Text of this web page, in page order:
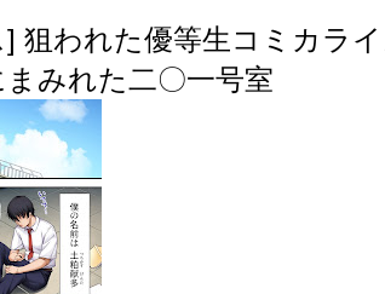
狙われた優等生コミカラ
みれた二〇一号室